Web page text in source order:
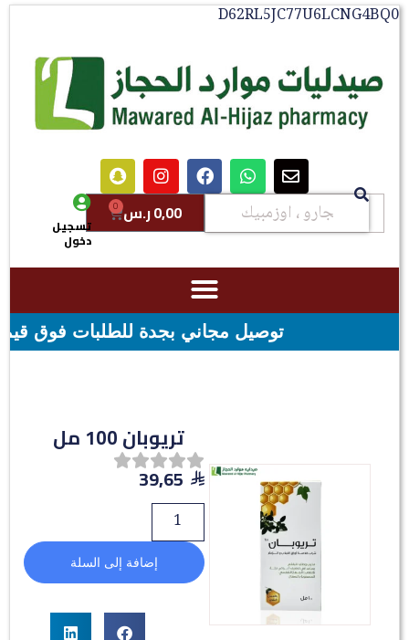
D62RL5JC77U6LCNG4BQ0
0,00ر.س 0
تسجيل
دخول
توصيل مجاني بجدة للطلبات فوق قيمه ال ١٠٠ ريال - شحن مجاني لقيمه اكثر من ٢٩٩ ريال
تريوبان 100 مل
39,65
إضافة إلى السلة